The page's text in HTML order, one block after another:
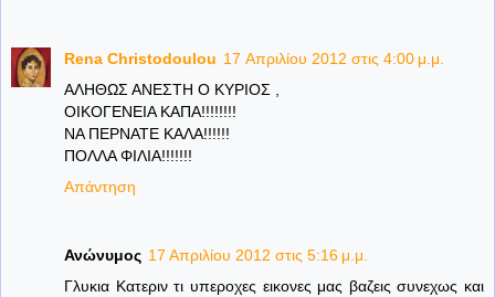
Rena Christodoulou 17 Απριλίου 2012 στις 4:00 μ.μ.
ΑΛΗΘΩΣ ΑΝΕΣΤΗ Ο ΚΥΡΙΟΣ ,
ΟΙΚΟΓΕΝΕΙΑ ΚΑΠΑ!!!!!!!!
ΝΑ ΠΕΡΝΑΤΕ ΚΑΛΑ!!!!!!
ΠΟΛΛΑ ΦΙΛΙΑ!!!!!!!
Απάντηση
Ανώνυμος 17 Απριλίου 2012 στις 5:16 μ.μ.
Γλυκια Κατεριν τι υπεροχες εικονες μας βαζεις συνεχως και